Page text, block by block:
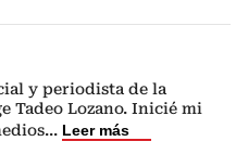
y periodista de la
Tadeo Lozano. Inicié mi
... Leer más